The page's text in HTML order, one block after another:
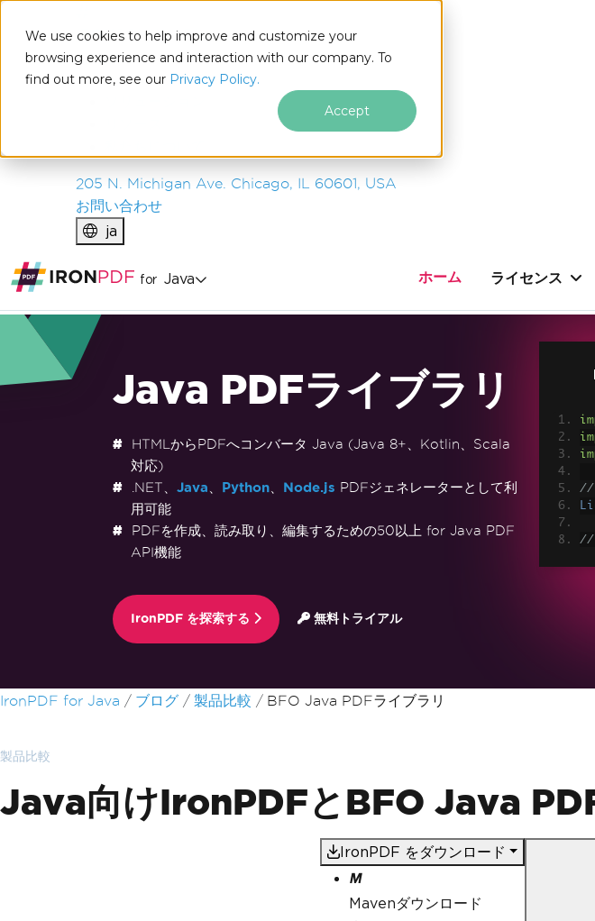
We use cookies to help improve and customize your
browsing experience and interaction with our company. To
find out more, see our Privacy Policy.
Accept
IRONSOFTWARE
製品
エンタープライズ
205 N. Michigan Ave. Chicago, IL 60601, USA
お問い合わせ
ja
for Java ホーム ライセンス
Java PDFライブラリ
HTMLからPDFへコンバータ Java (Java 8+、Kotlin、Scala
対応)
.NET、 Java Python、 Node.js PDFジェネレーターとして利
用可能
PDFを作成、読み取り、編集するための50以上 for Java PDF
API機能
IronPDF を探索する 無料トライアル
//
//
フッターコンテンツにスキップ
IronPDF for Java ブログ 製品比較 BFO Java PDFライブラリ
製品比較
Java向けIronPDFとBFO Java
IronPDF をダウンロード
Mavenダウンロード